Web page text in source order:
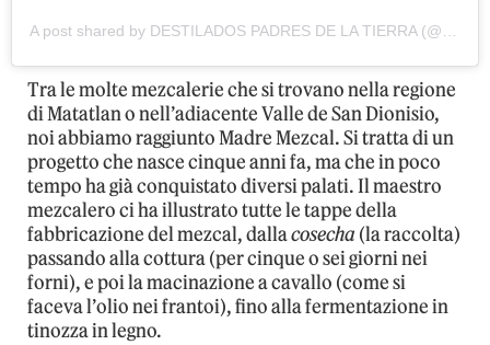
A post shared by DESTILADOS PADRES DE LA TIERRA (@padresdelatierra)
Tra le molte mezcalerie che si trovano nella regione
di Matatlan o nell’adiacente Valle de San Dionisio,
noi abbiamo raggiunto Madre Mezcal. Si tratta di un
progetto che nasce cinque anni fa, ma che in poco
tempo ha già conquistato diversi palati. Il maestro
mezcalero ci ha illustrato tutte le tappe della
fabbricazione del mezcal, dallacosecha (la raccolta)
passando alla cottura (per cinque o sei giorni nei
forni), e poi la macinazione a cavallo (come si
faceva l’olio nei frantoi), fino alla fermentazione in
tinozza in legno.